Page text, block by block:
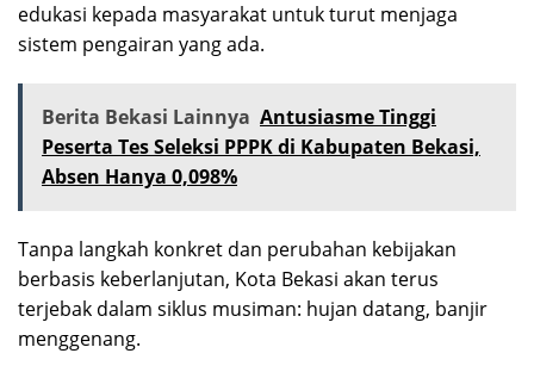
edukasi kepada masyarakat untuk turut menjaga
sistem pengairan yang ada.
Berita Bekasi Lainnya Antusiasme Tinggi
Peserta Tes Seleksi PPPK di Kabupaten Bekasi,
Absen Hanya 0,098%
Tanpa langkah konkret dan perubahan kebijakan
berbasis keberlanjutan, Kota Bekasi akan terus
terjebak dalam siklus musiman: hujan datang, banjir
menggenang.